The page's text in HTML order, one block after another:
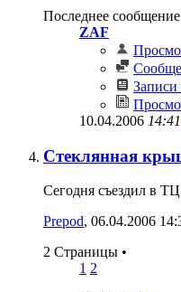
Последнее
ZAF
Записи
10.04.2006 14:41
Стеклянная
Сегодня съездил в
Prepod‎, 06.04.2006
2 Страницы •
1 2